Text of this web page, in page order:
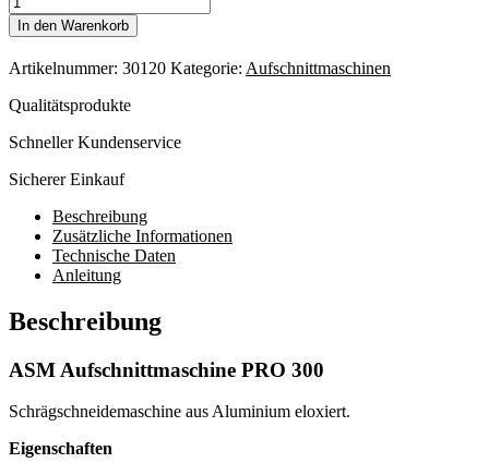
Aufschnittmaschine
PRO
300
Menge
In den Warenkorb
Artikelnummer: 30120 Kategorie: Aufschnittmaschinen
Qualitätsprodukte
Schneller Kundenservice
Sicherer Einkauf
Beschreibung
Zusätzliche Informationen
Technische Daten
Anleitung
Beschreibung
ASM Aufschnittmaschine PRO 300
Schrägschneidemaschine aus Aluminium eloxiert.
Eigenschaften